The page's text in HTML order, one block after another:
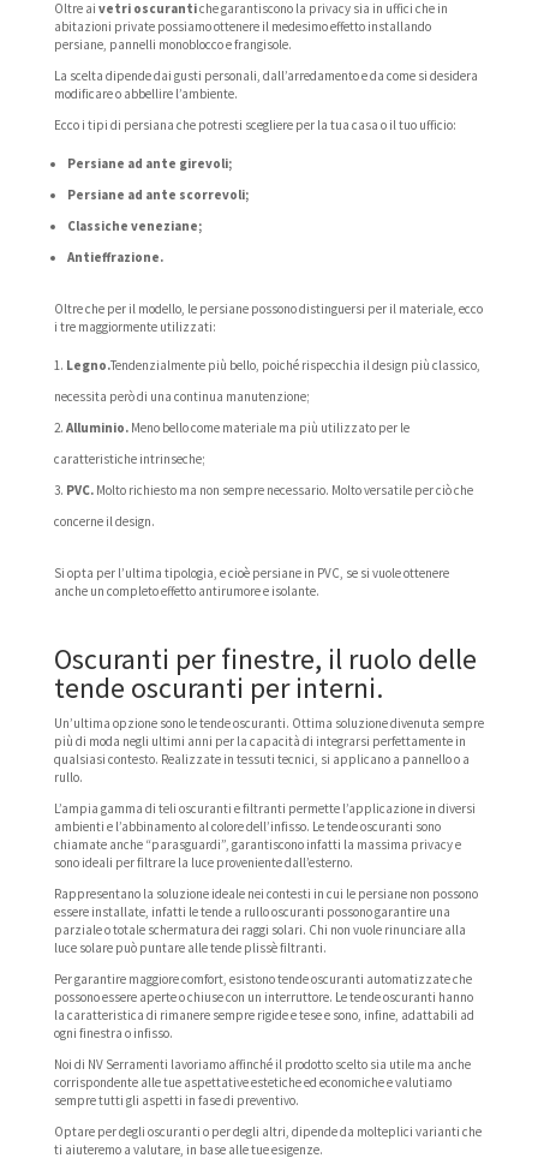
Oltre ai vetri oscurantiche garantiscono la privacy sia in uffici che in
abitazioni private possiamo ottenere il medesimo effetto installando
persiane, pannelli monoblocco e frangisole.
La scelta dipende dai gusti personali, dall’arredamento e da come si desidera
modificare o abbellire l’ambiente.
Ecco i tipi di persiana che potresti scegliere per la tua casa o il tuo ufficio:
Persiane ad ante girevoli;
Persiane ad ante scorrevoli;
Classiche veneziane;
Antieffrazione.
Oltre che per il modello, le persiane possono distinguersi per il materiale, ecco
i tre maggiormente utilizzati:
Legno.Tendenzialmente più bello, poiché rispecchia il design più classico,
necessita però di una continua manutenzione;
Alluminio.Meno bello come materiale ma più utilizzato per le
caratteristiche intrinseche;
PVC.Molto richiesto ma non sempre necessario. Molto versatile per ciò che
concerne il design.
Si opta per l’ultima tipologia, e cioè persiane in PVC, se si vuole ottenere
anche un completo effetto antirumore e isolante.
Oscuranti per finestre, il ruolo delle
tende oscuranti per interni.
Un’ultima opzione sono le tende oscuranti. Ottima soluzione divenuta sempre
più di moda negli ultimi anni per la capacità di integrarsi perfettamente in
qualsiasi contesto. Realizzate in tessuti tecnici, si applicano a pannello o a
rullo.
L’ampia gamma di teli oscuranti e filtranti permette l’applicazione in diversi
ambienti e l’abbinamento al colore dell’infisso. Le tende oscuranti sono
chiamate anche “parasguardi”, garantiscono infatti la massima privacy e
sono ideali per filtrare la luce proveniente dall’esterno.
Rappresentano la soluzione ideale nei contesti in cui le persiane non possono
essere installate, infatti le tende a rullo oscuranti possono garantire una
parziale o totale schermatura dei raggi solari. Chi non vuole rinunciare alla
luce solare può puntare alle tende plissè filtranti.
Per garantire maggiore comfort, esistono tende oscuranti automatizzate che
possono essere aperte o chiuse con un interruttore. Le tende oscuranti hanno
la caratteristica di rimanere sempre rigide e tese e sono, infine, adattabili ad
ogni finestra o infisso.
Noi di NV Serramenti lavoriamo affinché il prodotto scelto sia utile ma anche
corrispondente alle tue aspettative estetiche ed economiche e valutiamo
sempre tutti gli aspetti in fase di preventivo.
Optare per degli oscuranti o per degli altri, dipende da molteplici varianti che
ti aiuteremo a valutare, in base alle tue esigenze.